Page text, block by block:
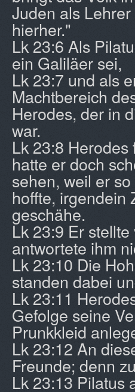
Juden als
hierher."
Lk 23:6 Als
ein Galiläer sei,
Lk 23:7 und als
Machtbereich
Herodes, der in
war.
Lk 23:8
hatte er doch
sehen, weil er
hoffte, irgendein
geschähe.
Lk 23:9 Er
antwortete ihm
Lk 23:10 Die
standen dabei
Lk 23:11
Gefolge seine
Prunkkleid
Lk 23:12 An
Freunde; denn
Lk 23:13 Pilatus